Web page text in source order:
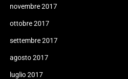
novembre 2017
ottobre 2017
settembre 2017
agosto 2017
luglio 2017